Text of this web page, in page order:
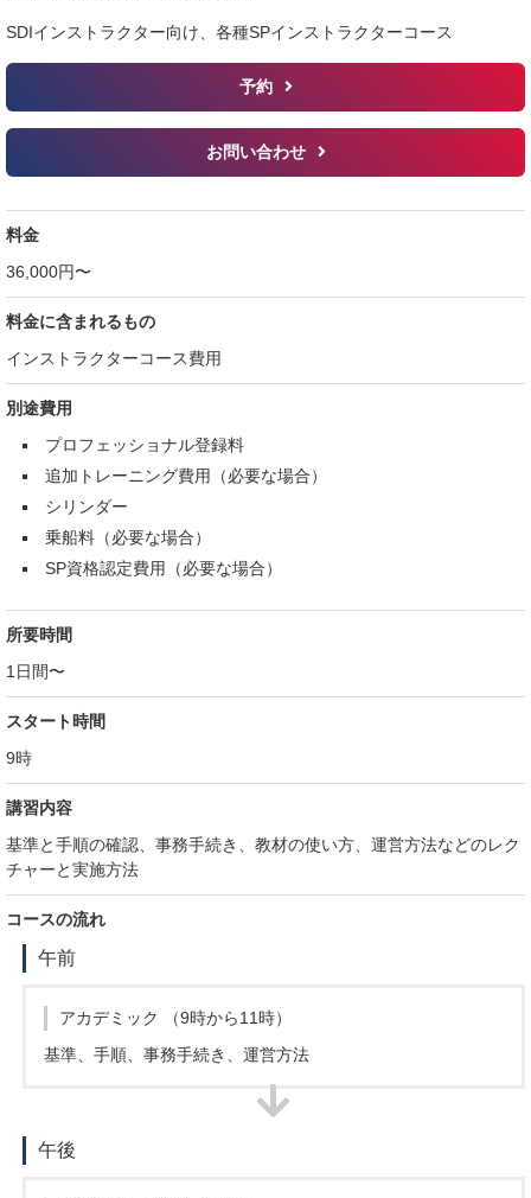
SDIインストラクター向け、各種SPインストラクターコース
予約
お問い合わせ
料金
36,000円〜
料金に含まれるもの
インストラクターコース費用
別途費用
プロフェッショナル登録料
追加トレーニング費用（必要な場合）
シリンダー
乗船料（必要な場合）
SP資格認定費用（必要な場合）
所要時間
1日間〜
スタート時間
9時
講習内容
基準と手順の確認、事務手続き、教材の使い方、運営方法などのレク
チャーと実施方法
コースの流れ
午前
アカデミック
（9時から11時）
基準、手順、事務手続き、運営方法
午後